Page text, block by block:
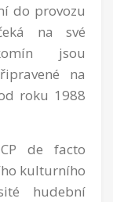
do provozu
na své
jsou
na
roku 1988
de facto
kulturního
hudební